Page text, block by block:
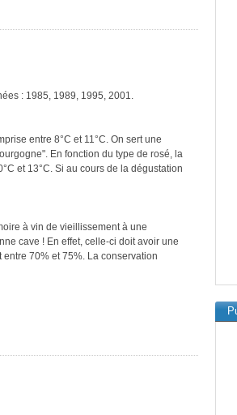
: 1985, 1989, 1995, 2001.
entre 8°C et 11°C. On sert une
En fonction du type de rosé, la
et 13°C. Si au cours de la dégustation
à vin de vieillissement à une
cave ! En effet, celle-ci doit avoir une
70% et 75%. La conservation